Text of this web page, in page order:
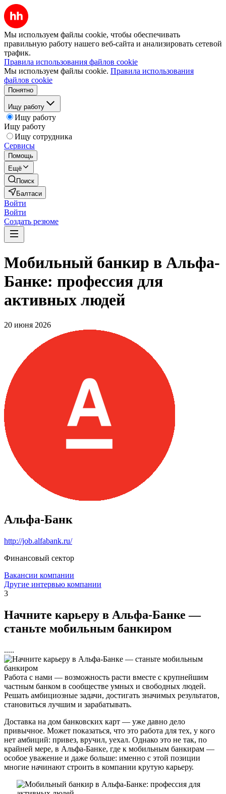
Мы используем файлы cookie, чтобы обеспечивать
правильную работу нашего веб-сайта и анализировать сетевой
трафик.
Правила использования файлов cookie
Мы используем файлы cookie. Правила использования
файлов cookie
Понятно
Ищу работу
Ищу работу
Ищу работу
Ищу сотрудника
Сервисы
Помощь
Ещё
Поиск
Балтаси
Войти
Войти
Создать резюме
Мобильный банкир в Альфа-
Банке: профессия для
активных людей
20 июня 2026
Альфа-Банк
http://job.alfabank.ru/
Финансовый сектор
Вакансии компании
Другие интервью компании
3
Начните карьеру в Альфа-Банке —
станьте мобильным банкиром
.....
Работа с нами — возможность расти вместе с крупнейшим
частным банком в сообществе умных и свободных людей.
Решать амбициозные задачи, достигать значимых результатов,
становиться лучшим и зарабатывать.
Доставка на дом банковских карт — уже давно дело
привычное. Может показаться, что это работа для тех, у кого
нет амбиций: привез, вручил, уехал. Однако это не так, по
крайней мере, в Альфа-Банке, где к мобильным банкирам —
особое уважение и даже больше: именно с этой позиции
многие начинают строить в компании крутую карьеру.